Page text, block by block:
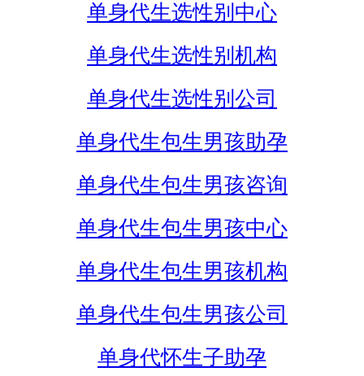
单身代生选性别中心
单身代生选性别机构
单身代生选性别公司
单身代生包生男孩助孕
单身代生包生男孩咨询
单身代生包生男孩中心
单身代生包生男孩机构
单身代生包生男孩公司
单身代怀生子助孕